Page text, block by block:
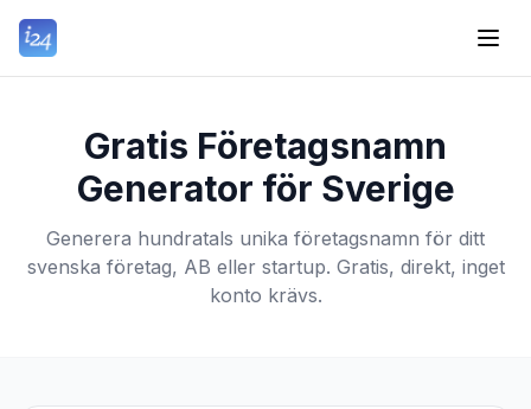
Gratis Företagsnamn
Generator för Sverige
Generera hundratals unika företagsnamn för ditt
svenska företag, AB eller startup. Gratis, direkt, inget
konto krävs.